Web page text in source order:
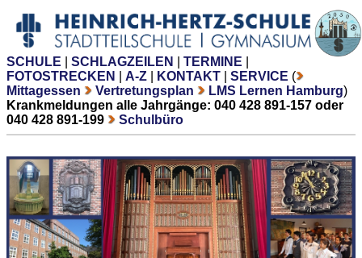
SCHULE SCHLAGZEILEN TERMINE
FOTOSTRECKEN
A-Z KONTAKT SERVICE (
Mittagessen
Vertretungsplan LMS Lernen Hamburg)
Krankmeldungen alle Jahrgänge: 040 428 891-157 oder
040 428 891-199
Schulbüro